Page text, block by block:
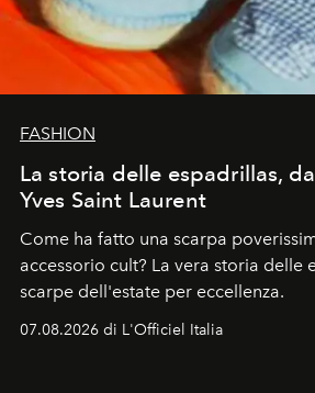
FASHION
La storia delle espadrillas,
Yves Saint Laurent
Come ha fatto una scarpa
accessorio cult? La vera storia delle
scarpe dell'estate per eccellenza.
07.08.2026 di L'Officiel Italia